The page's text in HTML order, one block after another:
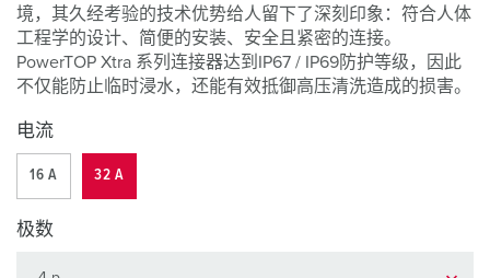
境，其久经考验的技术优势给人留下了深刻印象：符合人体
工程学的设计、简便的安装、安全且紧密的连接。
PowerTOP Xtra 系列连接器达到IP67 / IP69防护等级，因此
不仅能防止临时浸水，还能有效抵御高压清洗造成的损害。
电流
16 A 32 A
极数